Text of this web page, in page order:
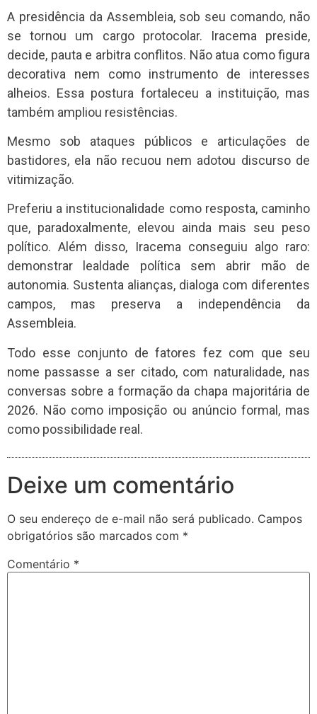
A presidência da Assembleia, sob seu comando, não
se tornou um cargo protocolar. Iracema preside,
decide, pauta e arbitra conflitos. Não atua como figura
decorativa nem como instrumento de interesses
alheios. Essa postura fortaleceu a instituição, mas
também ampliou resistências.
Mesmo sob ataques públicos e articulações de
bastidores, ela não recuou nem adotou discurso de
vitimização.
Preferiu a institucionalidade como resposta, caminho
que, paradoxalmente, elevou ainda mais seu peso
político. Além disso, Iracema conseguiu algo raro:
demonstrar lealdade política sem abrir mão de
autonomia. Sustenta alianças, dialoga com diferentes
campos, mas preserva a independência da
Assembleia.
Todo esse conjunto de fatores fez com que seu
nome passasse a ser citado, com naturalidade, nas
conversas sobre a formação da chapa majoritária de
2026. Não como imposição ou anúncio formal, mas
como possibilidade real.
Deixe um comentário
O seu endereço de e-mail não será publicado. Campos
obrigatórios são marcados com *
Comentário *